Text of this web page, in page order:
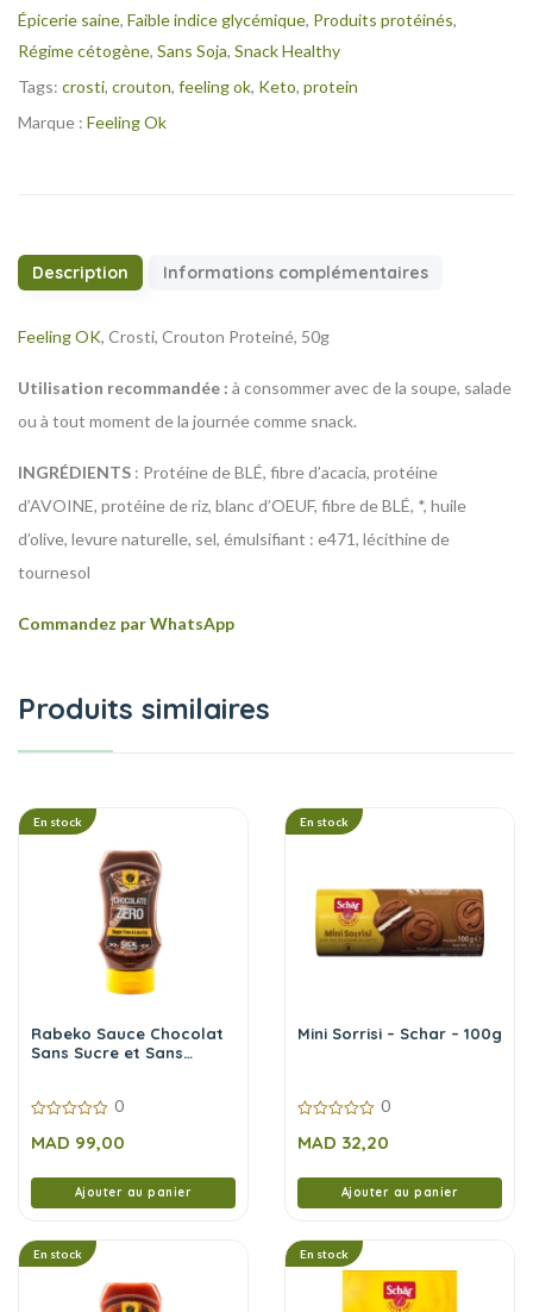
Épicerie saine, Faible indice glycémique, Produits protéinés,
Régime cétogène, Sans Soja, Snack Healthy
Tags: crosti, crouton, feeling ok, Keto, protein
Marque : Feeling Ok
Description Informations complémentaires
Feeling OK, Crosti, Crouton Proteiné, 50g
Utilisation recommandée : à consommer avec de la soupe, salade
ou à tout moment de la journée comme snack.
INGRÉDIENTS : Protéine de BLÉ, fibre d’acacia, protéine
d’AVOINE, protéine de riz, blanc d’OEUF, fibre de BLÉ, *, huile
d’olive, levure naturelle, sel, émulsifiant : e471, lécithine de
tournesol
Commandez par WhatsApp
Produits similaires
En stock
Rabeko Sauce Chocolat
Sans Sucre et Sans
sur
0
MAD 99,00
Ajouter au panier
En stock
Mini Sorrisi – Schar – 100g
sur
0
MAD 32,20
Ajouter au panier
En stock En stock